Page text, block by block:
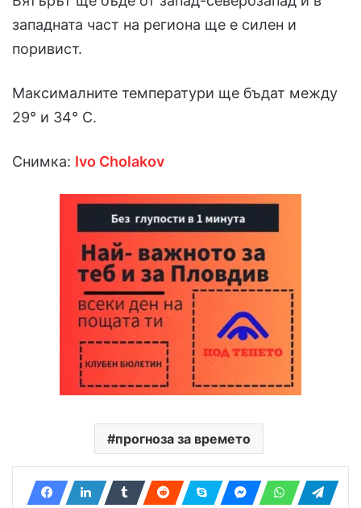
западната част на региона ще е силен и
поривист.
Максималните температури ще бъдат между
29° и 34° С.
Снимка: Ivo Cholakov
прогноза за времето